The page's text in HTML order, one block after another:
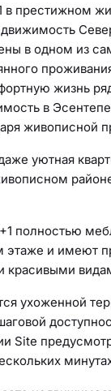
в престижном
в одном из
жизнь
в
уютная
полностью
этаже и имеют
красивыми
ухоженной
Site